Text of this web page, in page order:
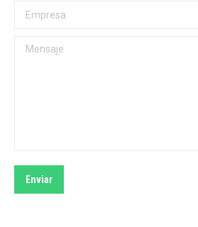
Empresa
Mensaje
Enviar